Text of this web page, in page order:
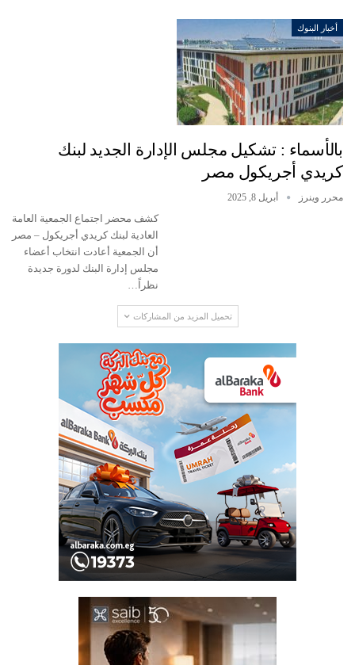
أخبار البنوك
بالأسماء : تشكيل مجلس الإدارة الجديد لبنك
كريدي أجريكول مصر
محرر وينرز أبريل 8, 2025
كشف محضر اجتماع الجمعية العامة
العادية لبنك كريدي أجريكول – مصر
أن الجمعية أعادت انتخاب أعضاء
مجلس إدارة البنك لدورة جديدة
نظراً…
تحميل المزيد من المشاركات